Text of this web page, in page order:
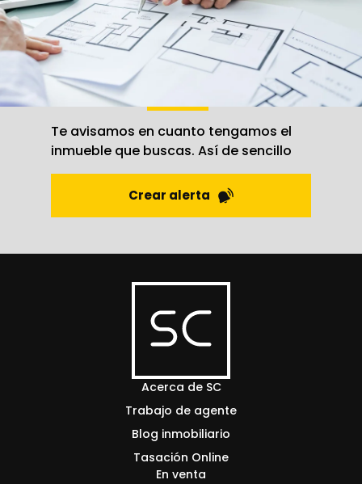
Crea una
Te avisamos en cuanto tengamos el
inmueble que buscas. Así de sencillo
Crear alerta
Acerca de SC
Trabajo de agente
Blog inmobiliario
Tasación Online
En venta